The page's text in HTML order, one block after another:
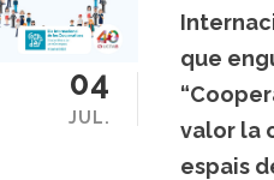
04
JUL.
que
valor la
espais